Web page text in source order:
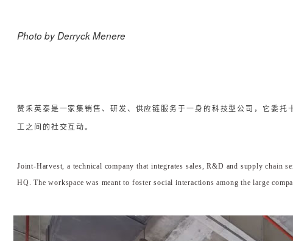
Photo by Derryck Menere
赞禾英泰是一家集销售、研发、供应链服务于一身的科技型公司，它委
工之间的社交互动。
Joint-Harvest, a technical company that integrates sales, R&D and supply chain
HQ. The workspace was meant to foster social interactions among the large